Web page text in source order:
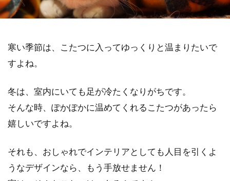
寒い季節は、こたつに入ってゆっくりと温まりたいで
すよね。
冬は、室内にいても足が冷たくなりがちです。
そんな時、ぽかぽかに温めてくれるこたつがあったら
嬉しいですよね。
それも、おしゃれでインテリアとしても人目を引くよ
うなデザインなら、もう手放せません！